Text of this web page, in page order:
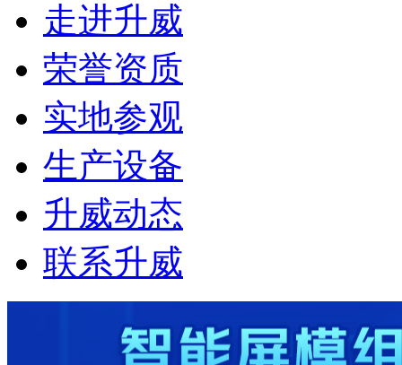
走进升威
荣誉资质
实地参观
生产设备
升威动态
联系升威